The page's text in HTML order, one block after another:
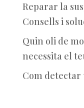
Reparar la
Consells i
Quin oli de
necessita el
Com detectar